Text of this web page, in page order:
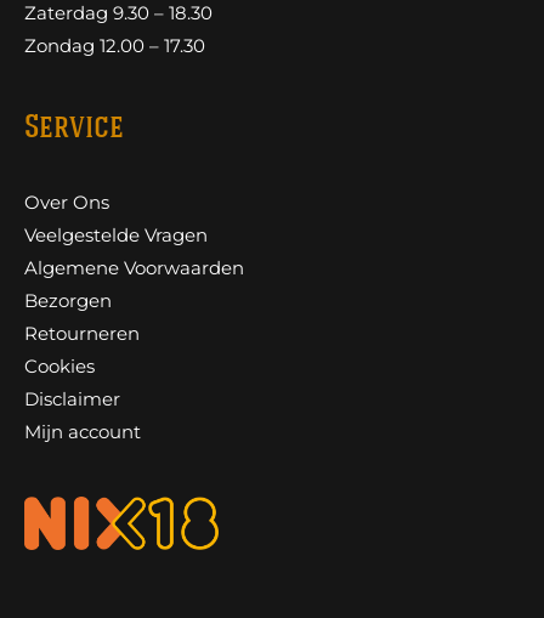
Zaterdag 9.30 – 18.30
Zondag 12.00 – 17.30
Service
Over Ons
Veelgestelde Vragen
Algemene Voorwaarden
Bezorgen
Retourneren
Cookies
Disclaimer
Mijn account